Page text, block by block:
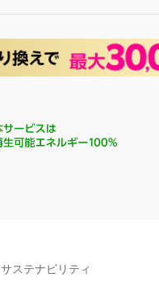
サステナビリティ